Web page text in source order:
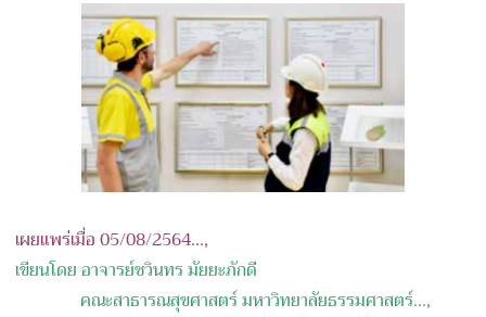
เผยแพร่เมื่อ 05/08/2564...,
เขียนโดย อาจารย์ชวินทร มัยยะภักดี
คณะสาธารณสุขศาสตร์ มหาวิทยาลัยธรรมศาสตร์...,